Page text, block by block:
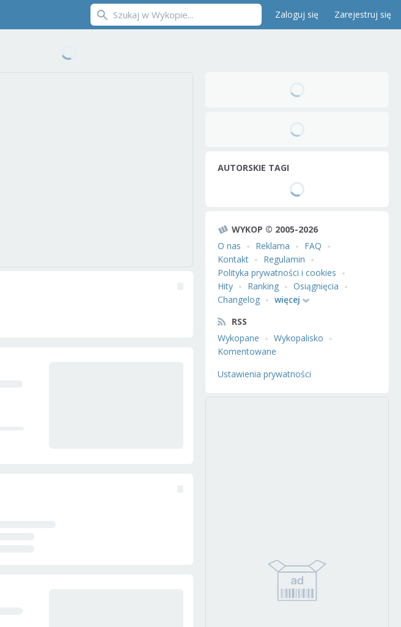
Zaloguj się Zarejestruj się
AUTORSKIE TAGI
WYKOP © 2005-2026
O nas
Reklama
FAQ
Kontakt
Regulamin
Polityka prywatności i cookies
Hity
Ranking
Osiągnięcia
Changelog
więcej
RSS
Wykopane
Wykopalisko
Komentowane
Ustawienia prywatności